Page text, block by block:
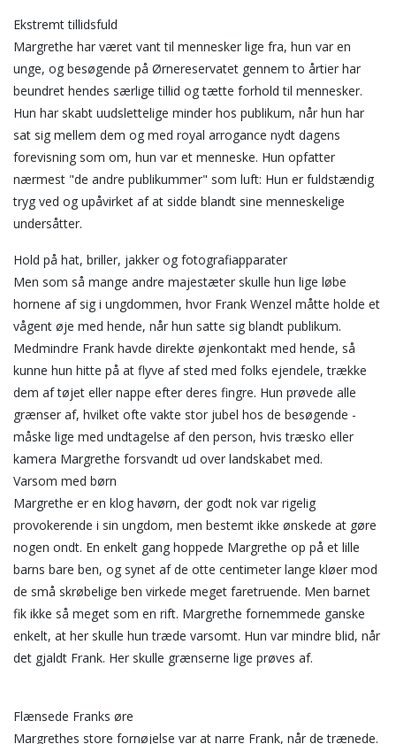
Ekstremt tillidsfuld
Margrethe har været vant til mennesker lige fra, hun var en
unge, og besøgende på Ørnereservatet gennem to årtier har
beundret hendes særlige tillid og tætte forhold til mennesker.
Hun har skabt uudslettelige minder hos publikum, når hun har
sat sig mellem dem og med royal arrogance nydt dagens
forevisning som om, hun var et menneske. Hun opfatter
nærmest "de andre publikummer" som luft: Hun er fuldstændig
tryg ved og upåvirket af at sidde blandt sine menneskelige
undersåtter.
Hold på hat, briller, jakker og fotografiapparater
Men som så mange andre majestæter skulle hun lige løbe
hornene af sig i ungdommen, hvor Frank Wenzel måtte holde et
vågent øje med hende, når hun satte sig blandt publikum.
Medmindre Frank havde direkte øjenkontakt med hende, så
kunne hun hitte på at flyve af sted med folks ejendele, trække
dem af tøjet eller nappe efter deres fingre. Hun prøvede alle
grænser af, hvilket ofte vakte stor jubel hos de besøgende -
måske lige med undtagelse af den person, hvis træsko eller
kamera Margrethe forsvandt ud over landskabet med.
Varsom med børn
Margrethe er en klog havørn, der godt nok var rigelig
provokerende i sin ungdom, men bestemt ikke ønskede at gøre
nogen ondt. En enkelt gang hoppede Margrethe op på et lille
barns bare ben, og synet af de otte centimeter lange kløer mod
de små skrøbelige ben virkede meget faretruende. Men barnet
fik ikke så meget som en rift. Margrethe fornemmede ganske
enkelt, at her skulle hun træde varsomt. Hun var mindre blid, når
det gjaldt Frank. Her skulle grænserne lige prøves af.
Flænsede Franks øre
Margrethes store fornøjelse var at narre Frank, når de trænede.